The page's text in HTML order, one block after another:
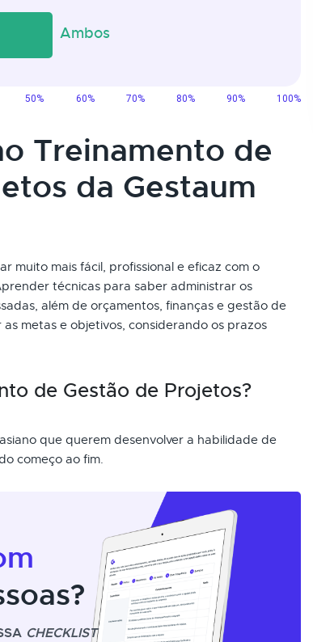
Treinamento de
da Gestaum
muito mais fácil, profissional e eficaz com o
técnicas para saber administrar os
além de orçamentos, finanças e gestão de
metas e objetivos, considerando os prazos
de Gestão de Projetos?
que querem desenvolver a habilidade de
começo ao fim.
CHECKLIST